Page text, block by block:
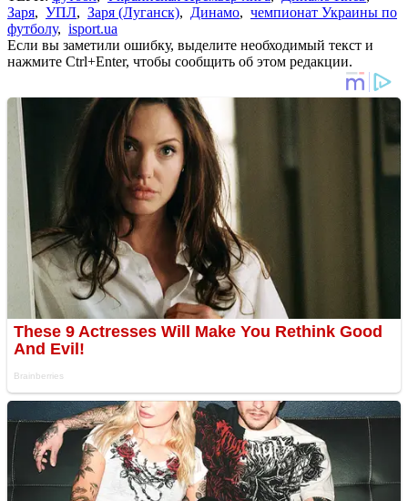
Заря, УПЛ, Заря (Луганск), Динамо, чемпионат Украины по
футболу, isport.ua
Если вы заметили ошибку, выделите необходимый текст и
нажмите Ctrl+Enter, чтобы сообщить об этом редакции.